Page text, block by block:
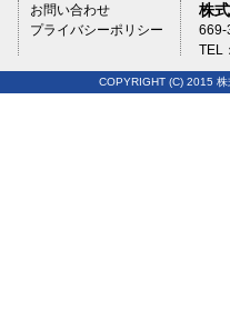
お問い合わせ
プライバシーポリシー
株
669-
TEL
COPYRIGHT (C) 2015